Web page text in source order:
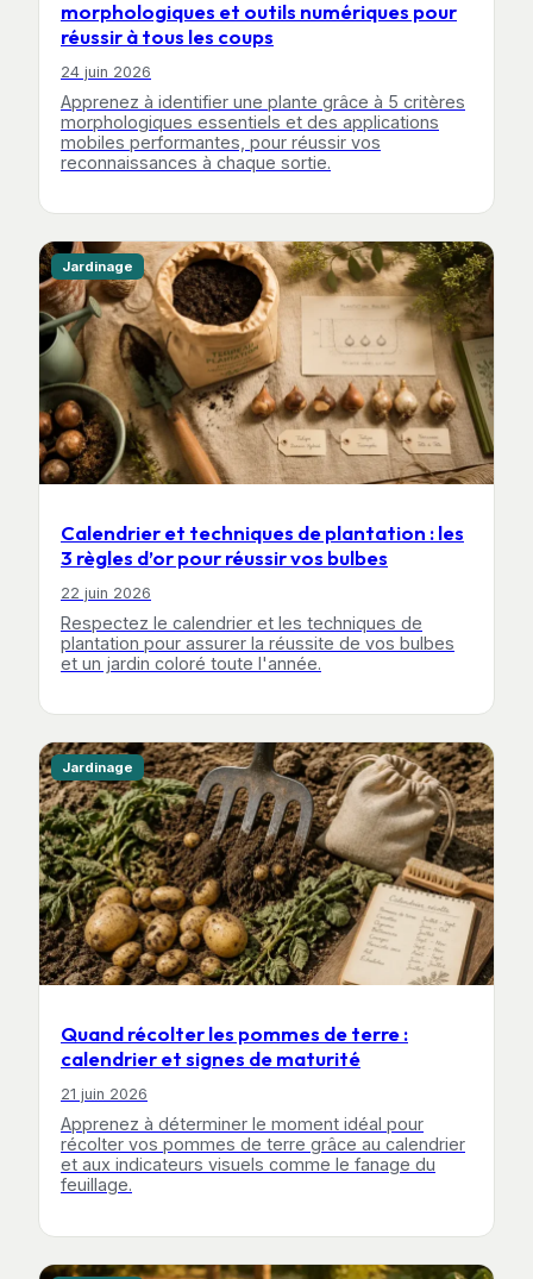
morphologiques et outils numériques pour
réussir à tous les coups
24 juin 2026
Apprenez à identifier une plante grâce à 5 critères
morphologiques essentiels et des applications
mobiles performantes, pour réussir vos
reconnaissances à chaque sortie.
Jardinage
Calendrier et techniques de plantation : les
3 règles d’or pour réussir vos bulbes
22 juin 2026
Respectez le calendrier et les techniques de
plantation pour assurer la réussite de vos bulbes
et un jardin coloré toute l'année.
Jardinage
Quand récolter les pommes de terre :
calendrier et signes de maturité
21 juin 2026
Apprenez à déterminer le moment idéal pour
récolter vos pommes de terre grâce au calendrier
et aux indicateurs visuels comme le fanage du
feuillage.